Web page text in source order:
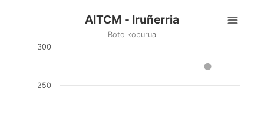
AITCM - Iruñerria
Boto kopurua
250
300